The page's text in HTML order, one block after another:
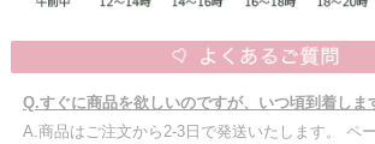
Q.すぐに商品を欲しいのですが、いつ頃到着しま
A.商品はご注文から2-3日で発送いたします。 ペ